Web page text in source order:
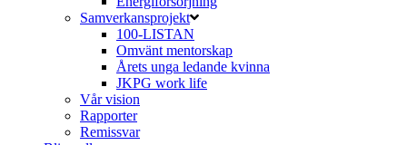
Samverkansprojekt
100-LISTAN
Omvänt mentorskap
Årets unga ledande kvinna
JKPG work life
Vår vision
Rapporter
Remissvar